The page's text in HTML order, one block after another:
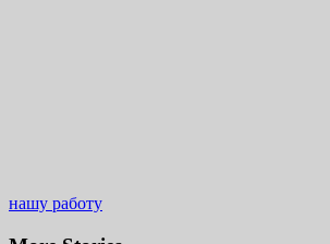
нашу работу